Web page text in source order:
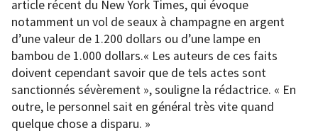
article récent du New York Times, qui évoque
notamment un vol de seaux à champagne en argent
d’une valeur de 1.200 dollars ou d’une lampe en
bambou de 1.000 dollars.« Les auteurs de ces faits
doivent cependant savoir que de tels actes sont
sanctionnés sévèrement », souligne la rédactrice. « En
outre, le personnel sait en général très vite quand
quelque chose a disparu. »